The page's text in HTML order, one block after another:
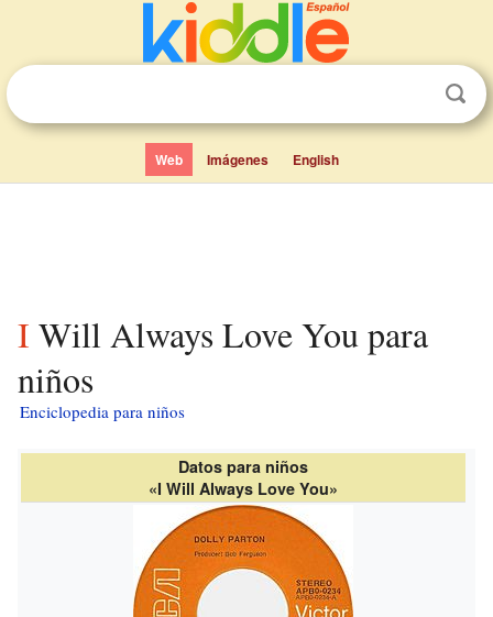
Web Imágenes English
I Will Always Love You para
niños
Enciclopedia para niños
Datos para niños
«I Will Always Love You»